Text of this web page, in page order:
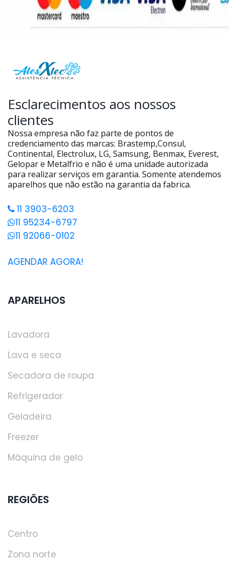
Esclarecimentos aos nossos
clientes
Nossa empresa não faz parte de pontos de
credenciamento das marcas: Brastemp,Consul,
Continental, Electrolux, LG, Samsung, Benmax, Everest,
Gelopar e Metalfrio e não é uma unidade autorizada
para realizar serviços em garantia. Somente atendemos
aparelhos que não estão na garantia da fabrica.
11 3903-6203
11 95234-6797
11 92066-0102
AGENDAR AGORA!
APARELHOS
Lavadora
Lava e seca
Secadora de roupa
Refrigerador
Geladeira
Freezer
Máquina de gelo
REGIÕES
Centro
Zona norte